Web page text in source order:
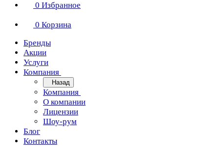
0 Избранное
0 Корзина
Бренды
Акции
Услуги
Компания
Назад
Компания
О компании
Лицензии
Шоу-рум
Блог
Контакты